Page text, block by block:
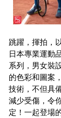
跳躍，揮拍，
日本專業運動
系列，男女裝
的色彩和圖案
技術，不但具
減少受傷，令
定！一起登場